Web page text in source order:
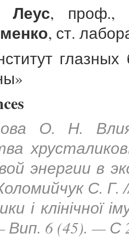
, проф.,
, ст.
О. Н.
энергии в
С. Г.
і клінічної
Вип. 6 (45). — С